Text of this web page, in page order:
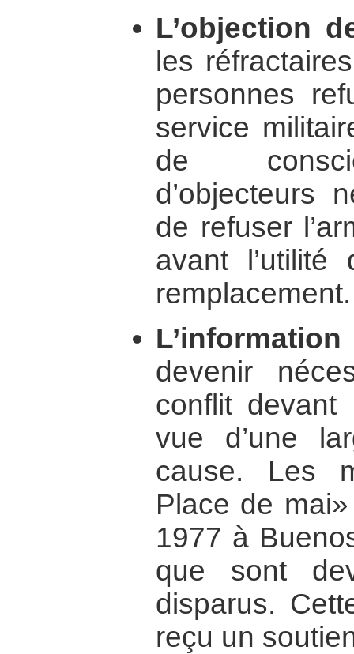
L’objection
les
personnes
service
de
d’objecteurs
de refuser
avant l’utilité
remplacement.
devenir
conflit devant
vue d’une
cause. Les
Place de
1977 à
que sont
disparus.
reçu un